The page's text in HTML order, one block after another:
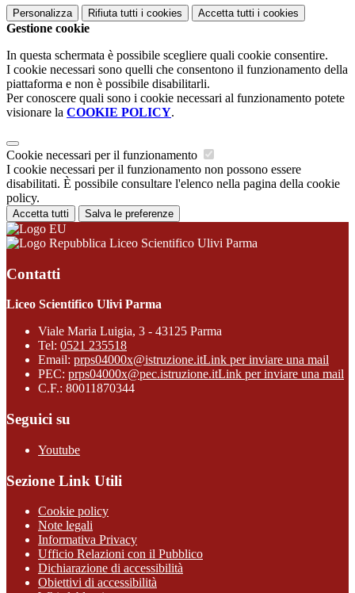
Personalizza Rifiuta tutti i cookies Accetta tutti i cookies
Gestione cookie
In questa schermata è possibile scegliere quali cookie consentire.
I cookie necessari sono quelli che consentono il funzionamento della
piattaforma e non è possibile disabilitarli.
Per conoscere quali sono i cookie necessari al funzionamento potete
visionare la COOKIE POLICY.
Cookie necessari per il funzionamento
I cookie necessari per il funzionamento non possono essere
disabilitati. È possibile consultare l'elenco nella pagina della cookie
policy.
Accetta tutti Salva le preferenze
Liceo Scientifico Ulivi Parma
Contatti
Liceo Scientifico Ulivi Parma
Viale Maria Luigia, 3 - 43125 Parma
Tel: 0521 235518
Email: prps04000x@istruzione.itLink per inviare una mail
PEC: prps04000x@pec.istruzione.itLink per inviare una mail
C.F.: 80011870344
Seguici su
Youtube
Sezione Link Utili
Cookie policy
Note legali
Informativa Privacy
Ufficio Relazioni con il Pubblico
Dichiarazione di accessibilità
Obiettivi di accessibilità